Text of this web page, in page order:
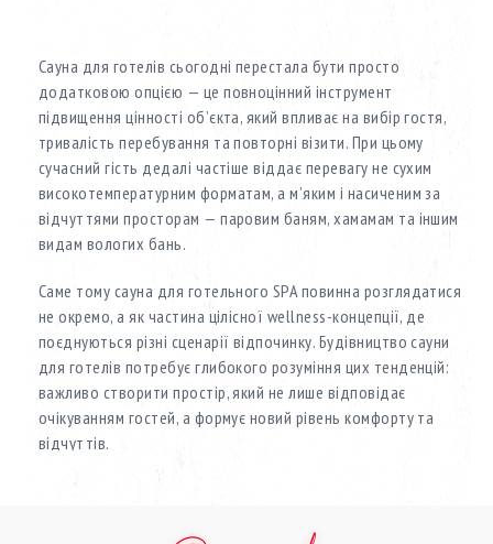
Сауна для готелів сьогодні перестала бути просто
додатковою опцією — це повноцінний інструмент
підвищення цінності об’єкта, який впливає на вибір гостя,
тривалість перебування та повторні візити. При цьому
сучасний гість дедалі частіше віддає перевагу не сухим
високотемпературним форматам, а м’яким і насиченим за
відчуттями просторам — паровим баням, хамамам та іншим
видам вологих бань.
Саме тому сауна для готельного SPA повинна розглядатися
не окремо, а як частина цілісної wellness-концепції, де
поєднуються різні сценарії відпочинку. Будівництво сауни
для готелів потребує глибокого розуміння цих тенденцій:
важливо створити простір, який не лише відповідає
очікуванням гостей, а формує новий рівень комфорту та
відчуттів.